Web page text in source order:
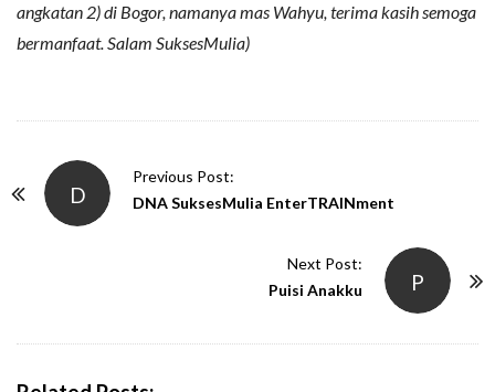
angkatan 2) di Bogor, namanya mas Wahyu, terima kasih semoga
bermanfaat. Salam SuksesMulia)
D
Previous Post:
DNA SuksesMulia EnterTRAINment
P
Next Post:
Puisi Anakku